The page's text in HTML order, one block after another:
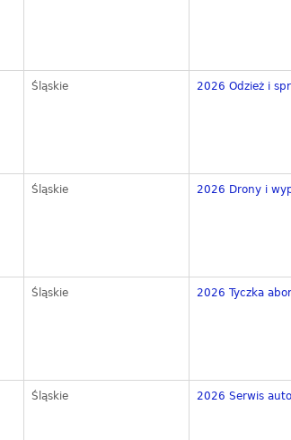
Śląskie 2026 Odzież i
Śląskie 2026 Drony i
Śląskie 2026 Tyczka
Śląskie 2026 Serwis